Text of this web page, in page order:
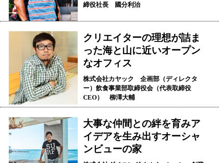
締役社長 國分利治
クリエイターの理想が詰ま
った海と山に近いオープン
なオフィス
株式会社カヤック 企画部（ディレクタ
ー）飲食事業部取締役会（代表取締役
CEO） 柳澤大輔
大事な仲間との絆を育みア
イデアを生み出すオーシャ
ンビューの家